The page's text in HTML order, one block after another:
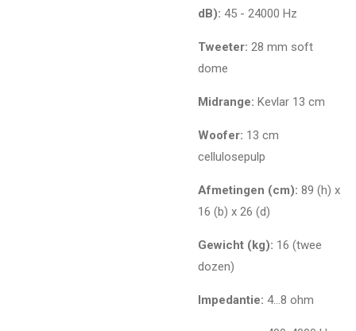
dB): 45 - 24000 Hz
Tweeter: 28 mm soft
dome
Midrange: Kevlar 13 cm
Woofer: 13 cm
cellulosepulp
Afmetingen (cm): 89 (h) x
16 (b) x 26 (d)
Gewicht (kg): 16 (twee
dozen)
Impedantie: 4…8 ohm